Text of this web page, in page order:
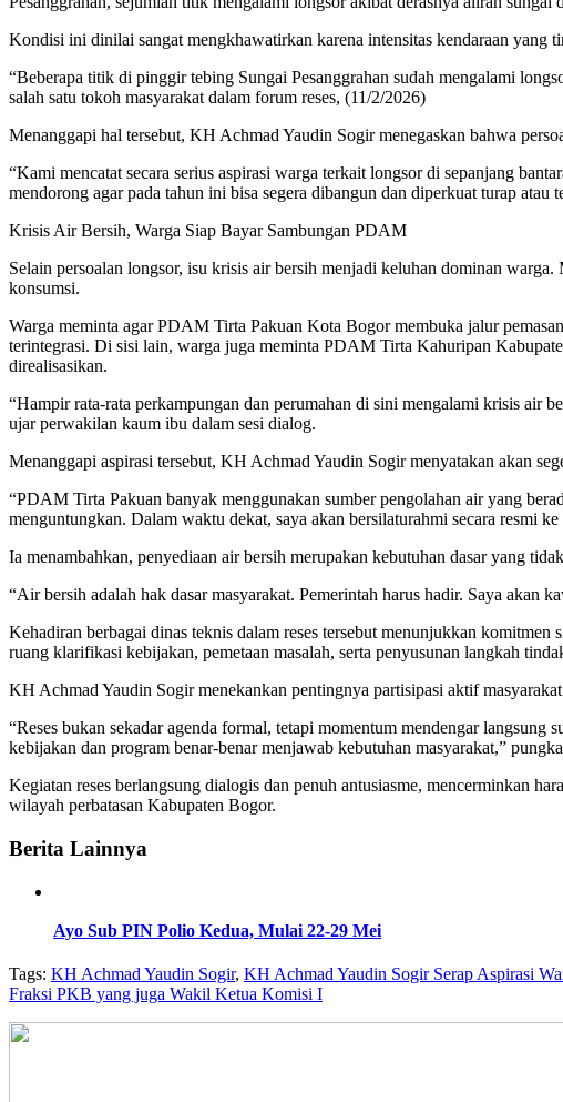
Kondisi ini dinilai sangat mengkhawatirkan karena intensitas kendaraan yang
“Beberapa titik di pinggir tebing Sungai Pesanggrahan sudah mengalami
salah satu tokoh masyarakat dalam forum reses, (11/2/2026)
Menanggapi hal tersebut, KH Achmad Yaudin Sogir menegaskan bahwa
“Kami mencatat secara serius aspirasi warga terkait longsor di sepanjang
mendorong agar pada tahun ini bisa segera dibangun dan diperkuat turap
Krisis Air Bersih, Warga Siap Bayar Sambungan PDAM
Selain persoalan longsor, isu krisis air bersih menjadi keluhan dominan
konsumsi.
Warga meminta agar PDAM Tirta Pakuan Kota Bogor membuka jalur
terintegrasi. Di sisi lain, warga juga meminta PDAM Tirta Kahuripan
direalisasikan.
“Hampir rata-rata perkampungan dan perumahan di sini mengalami krisis air
ujar perwakilan kaum ibu dalam sesi dialog.
Menanggapi aspirasi tersebut, KH Achmad Yaudin Sogir menyatakan akan
“PDAM Tirta Pakuan banyak menggunakan sumber pengolahan air yang
menguntungkan. Dalam waktu dekat, saya akan bersilaturahmi secara resmi
Ia menambahkan, penyediaan air bersih merupakan kebutuhan dasar yang
“Air bersih adalah hak dasar masyarakat. Pemerintah harus hadir. Saya akan
Kehadiran berbagai dinas teknis dalam reses tersebut menunjukkan
ruang klarifikasi kebijakan, pemetaan masalah, serta penyusunan langkah
KH Achmad Yaudin Sogir menekankan pentingnya partisipasi aktif
“Reses bukan sekadar agenda formal, tetapi momentum mendengar
kebijakan dan program benar-benar menjawab kebutuhan masyarakat,”
Kegiatan reses berlangsung dialogis dan penuh antusiasme, mencerminkan
wilayah perbatasan Kabupaten Bogor.
Berita Lainnya
Ayo Sub PIN Polio Kedua, Mulai 22-29 Mei
Tags: KH Achmad Yaudin Sogir, KH Achmad Yaudin Sogir Serap Aspirasi
Fraksi PKB yang juga Wakil Ketua Komisi I